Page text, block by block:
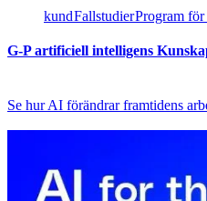
kund​​Fallstudier​​Program för
G-P artificiell intelligens
Se hur AI förändrar framtidens